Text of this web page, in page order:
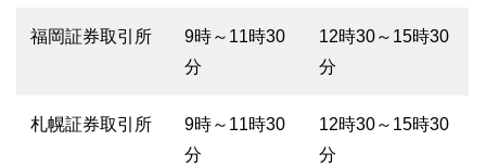
福岡証券取引所
9時～11時30
分
12時30～15時30
分
札幌証券取引所
9時～11時30
分
12時30～15時30
分